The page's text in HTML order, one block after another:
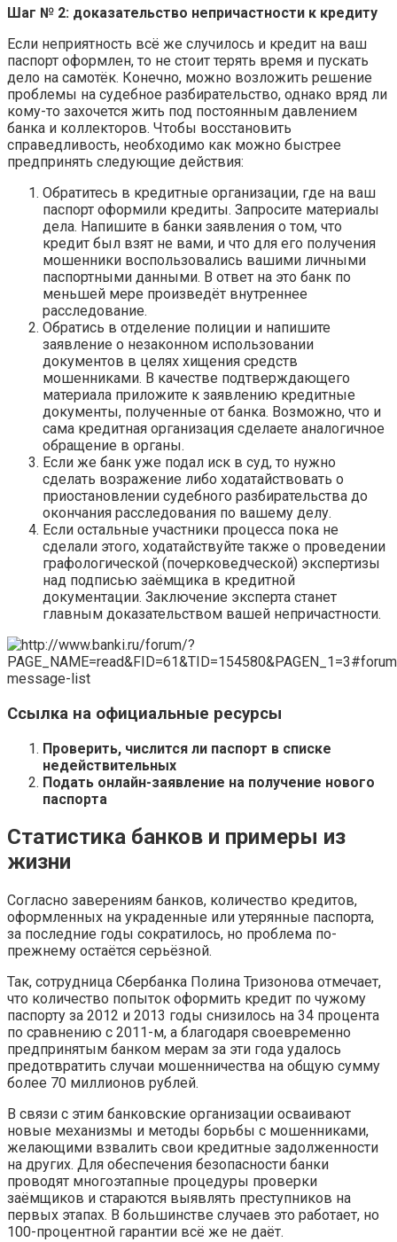
Шаг № 2: доказательство непричастности к кредиту
Если неприятность всё же случилось и кредит на ваш
паспорт оформлен, то не стоит терять время и пускать
дело на самотёк. Конечно, можно возложить решение
проблемы на судебное разбирательство, однако вряд ли
кому-то захочется жить под постоянным давлением
банка и коллекторов. Чтобы восстановить
справедливость, необходимо как можно быстрее
предпринять следующие действия:
Обратитесь в кредитные организации, где на ваш
паспорт оформили кредиты. Запросите материалы
дела. Напишите в банки заявления о том, что
кредит был взят не вами, и что для его получения
мошенники воспользовались вашими личными
паспортными данными. В ответ на это банк по
меньшей мере произведёт внутреннее
расследование.
Обратись в отделение полиции и напишите
заявление о незаконном использовании
документов в целях хищения средств
мошенниками. В качестве подтверждающего
материала приложите к заявлению кредитные
документы, полученные от банка. Возможно, что и
сама кредитная организация сделаете аналогичное
обращение в органы.
Если же банк уже подал иск в суд, то нужно
сделать возражение либо ходатайствовать о
приостановлении судебного разбирательства до
окончания расследования по вашему делу.
Если остальные участники процесса пока не
сделали этого, ходатайствуйте также о проведении
графологической (почерковедческой) экспертизы
над подписью заёмщика в кредитной
документации. Заключение эксперта станет
главным доказательством вашей непричастности.
Ссылка на официальные ресурсы
Проверить, числится ли паспорт в списке
недействительных
Подать онлайн-заявление на получение нового
паспорта
Статистика банков и примеры из
жизни
Согласно заверениям банков, количество кредитов,
оформленных на украденные или утерянные паспорта,
за последние годы сократилось, но проблема по-
прежнему остаётся серьёзной.
Так, сотрудница Сбербанка Полина Тризонова отмечает,
что количество попыток оформить кредит по чужому
паспорту за 2012 и 2013 годы снизилось на 34 процента
по сравнению с 2011-м, а благодаря своевременно
предпринятым банком мерам за эти года удалось
предотвратить случаи мошенничества на общую сумму
более 70 миллионов рублей.
В связи с этим банковские организации осваивают
новые механизмы и методы борьбы с мошенниками,
желающими взвалить свои кредитные задолженности
на других. Для обеспечения безопасности банки
проводят многоэтапные процедуры проверки
заёмщиков и стараются выявлять преступников на
первых этапах. В большинстве случаев это работает, но
100-процентной гарантии всё же не даёт.